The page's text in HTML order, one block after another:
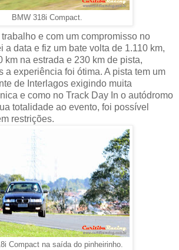
BMW 318i Compact.
e com um compromisso no
a data e fiz um bate volta de 1.110 km,
km na estrada e 230 km de pista,
a experiência foi ótima. A pista tem um
de Interlagos exigindo muita
e como no Track Day In o autódromo
totalidade ao evento, foi possível
restrições.
Compact na saída do pinheirinho.